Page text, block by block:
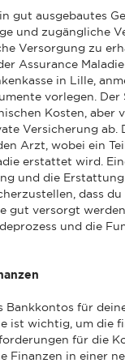
gut ausgebautes
und zugängliche
Versorgung zu
Assurance Maladie
in Lille,
vorlegen. Der
Kosten, aber
Versicherung ab.
Arzt, wobei ein
erstattet wird.
und die
dass
gut versorgt
und die
Bankkontos für
ist wichtig, um die
für die
Finanzen in einer